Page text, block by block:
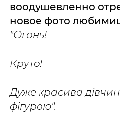
воодушевленно
новое фото
"Огонь!
Круто!
Дуже красива
фігурою".